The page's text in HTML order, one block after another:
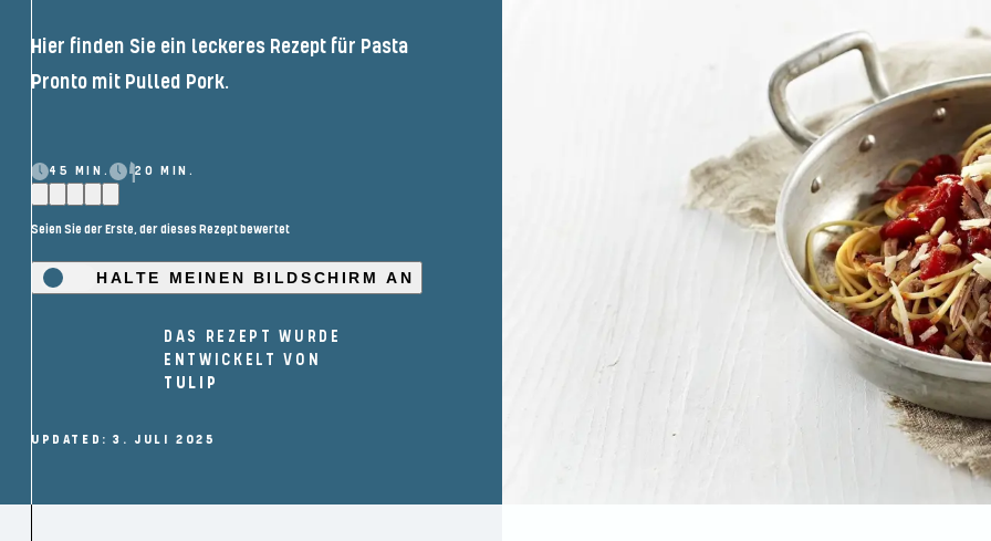
Hier finden Sie ein leckeres Rezept für Pasta
Pronto mit Pulled Pork.
45 MIN. 20 MIN.
Seien Sie der Erste, der dieses Rezept bewertet
HALTE MEINEN BILDSCHIRM AN
DAS REZEPT WURDE
ENTWICKELT VON
TULIP
UPDATED: 3. JULI 2025